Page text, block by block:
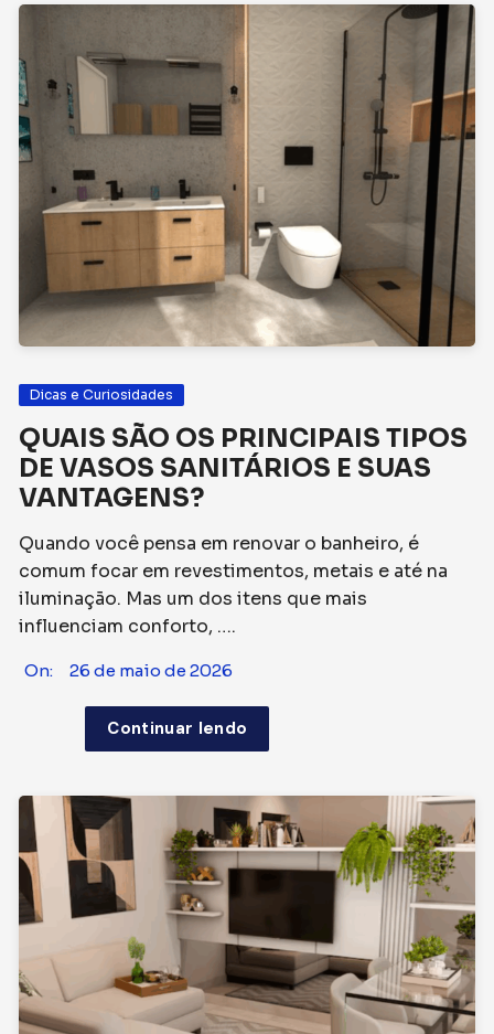
Dicas e Curiosidades
QUAIS SÃO OS PRINCIPAIS TIPOS
DE VASOS SANITÁRIOS E SUAS
VANTAGENS?
Quando você pensa em renovar o banheiro, é
comum focar em revestimentos, metais e até na
iluminação. Mas um dos itens que mais
influenciam conforto, ….
On: 26 de maio de 2026
Continuar lendo